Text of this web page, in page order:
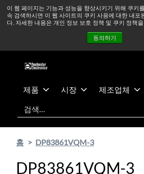
이 웹 페이지는 기능과 성능을 향상시키기 위해 쿠키
속 검색하시면 이 웹 사이트의 쿠키 사용에 대한 내포
다. 자세한 내용은 개인 정보 보호 정책 및 쿠키 정책
동의하기
츠
건
중동 지역 상황을 지속적으로 주시하고
정상적으로 운영되고 있습니다.
뉴스
문의하기
제품 시장 제조업체
검색
홈 DP83861VQM-3
DP83861VQM-3